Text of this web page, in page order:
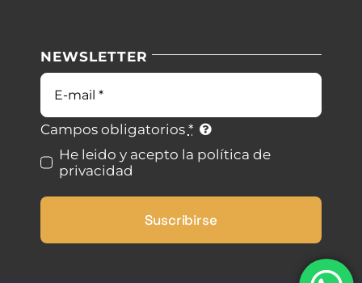
Blog
Contacto
Condiciones de uso
Ley de cookies
Desistimiento
NEWSLETTER
Correo
electrónico
Campos obligatorios *
He leido y acepto la política de
privacidad
Suscribirse